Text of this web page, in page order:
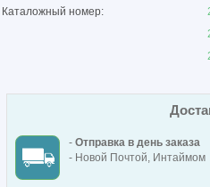
Каталожный номер:
- Отправка в день заказа
- Новой Почтой, Интаймом